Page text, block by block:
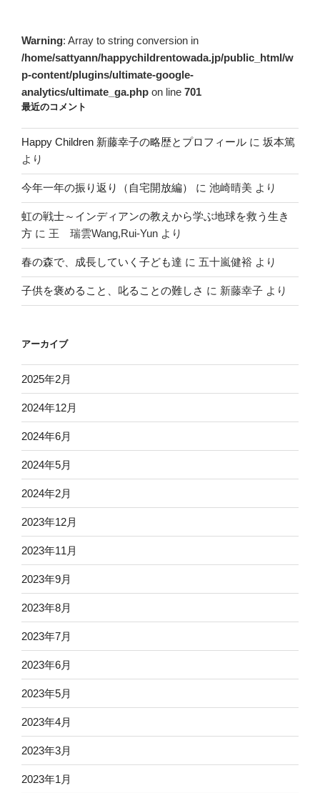
Warning: Array to string conversion in
/home/sattyann/happychildrentowada.jp/public_html/w
p-content/plugins/ultimate-google-
analytics/ultimate_ga.php on line 701
最近のコメント
Happy Children 新藤幸子の略歴とプロフィール に 坂本篤
より
今年一年の振り返り（自宅開放編） に 池崎晴美 より
虹の戦士～インディアンの教えから学ぶ地球を救う生き
方 に 王 瑞雲Wang,Rui-Yun より
春の森で、成長していく子ども達 に 五十嵐健裕 より
子供を褒めること、叱ることの難しさ に 新藤幸子 より
アーカイブ
2025年2月
2024年12月
2024年6月
2024年5月
2024年2月
2023年12月
2023年11月
2023年9月
2023年8月
2023年7月
2023年6月
2023年5月
2023年4月
2023年3月
2023年1月